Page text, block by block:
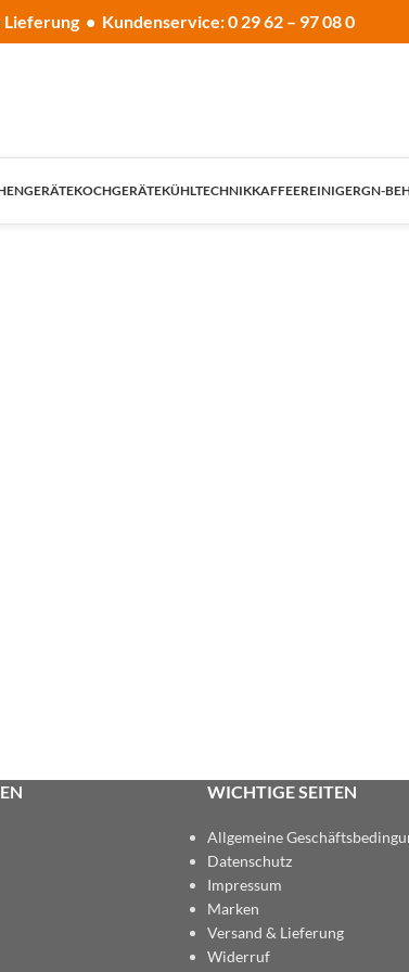
Lieferung • Kundenservice: 0 29 62 – 97 08 0
KOCHGERÄTEKÜHLTECHNIKKAFFEEREINIGERGN-
WICHTIGE SEITEN
Allgemeine
Datenschutz
Impressum
Marken
Versand & Lieferung
Widerruf